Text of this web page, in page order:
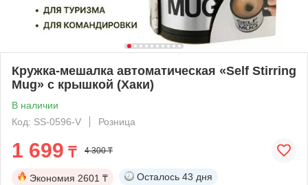
Кружка-мешалка автоматическая «Self Stirring
Mug» с крышкой (Хаки)
В наличии
Код: SS-0596-V
Розница
1 699 ₸ 4 300 ₸
Экономия 2601 ₸ Осталось 43 дня